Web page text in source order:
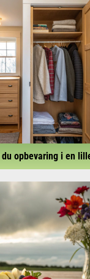
opbevaring i en